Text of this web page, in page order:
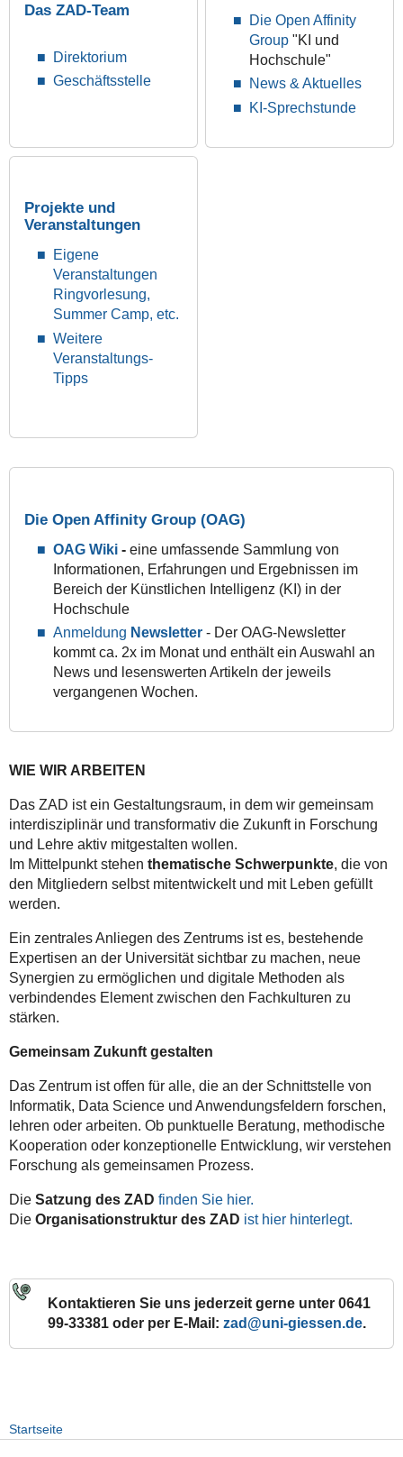
Das ZAD-Team
Direktorium
Geschäftsstelle
Die Open Affinity
Group "KI und
Hochschule"
News & Aktuelles
KI-Sprechstunde
Projekte und
Veranstaltungen
Eigene
Veranstaltungen
Ringvorlesung,
Summer Camp, etc.
Weitere
Veranstaltungs-
Tipps
Die Open Affinity Group (OAG)
OAG Wiki- eine umfassende Sammlung von
Informationen, Erfahrungen und Ergebnissen im
Bereich der Künstlichen Intelligenz (KI) in der
Hochschule
Anmeldung Newsletter - Der OAG-Newsletter
kommt ca. 2x im Monat und enthält ein Auswahl an
News und lesenswerten Artikeln der jeweils
vergangenen Wochen.
WIE WIR ARBEITEN
Das ZAD ist ein Gestaltungsraum, in dem wir gemeinsam
interdisziplinär und transformativ die Zukunft in Forschung
und Lehre aktiv mitgestalten wollen.
Im Mittelpunkt stehen thematische Schwerpunkte, die von
den Mitgliedern selbst mitentwickelt und mit Leben gefüllt
werden.
Ein zentrales Anliegen des Zentrums ist es, bestehende
Expertisen an der Universität sichtbar zu machen, neue
Synergien zu ermöglichen und digitale Methoden als
verbindendes Element zwischen den Fachkulturen zu
stärken.
Gemeinsam Zukunft gestalten
Das Zentrum ist offen für alle, die an der Schnittstelle von
Informatik, Data Science und Anwendungsfeldern forschen,
lehren oder arbeiten. Ob punktuelle Beratung, methodische
Kooperation oder konzeptionelle Entwicklung, wir verstehen
Forschung als gemeinsamen Prozess.
Die Satzung des ZAD finden Sie hier.
Die Organisationstruktur des ZAD ist hier hinterlegt.
Kontaktieren Sie uns jederzeit gerne unter 0641
99-33381 oder per E-Mail:zad .
Startseite